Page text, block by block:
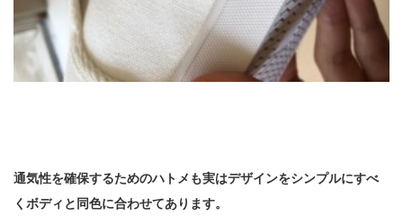
通気性を確保するためのハトメも実はデザインをシンプルにすべ
くボディと同色に合わせてあります。